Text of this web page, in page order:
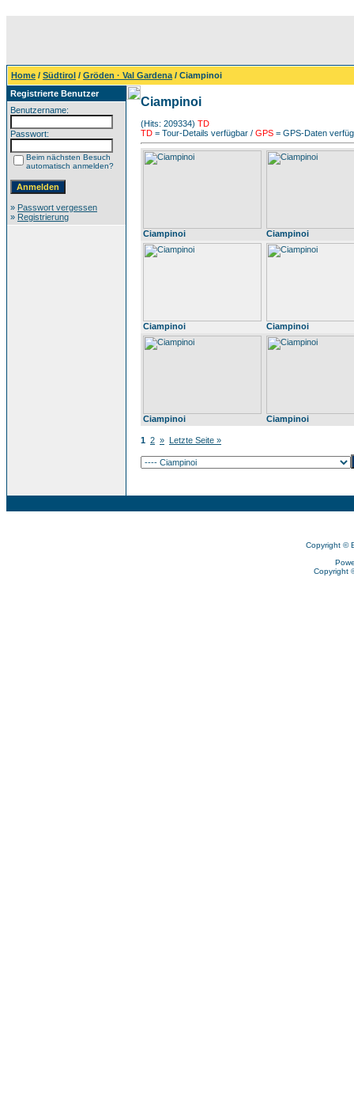
Home / Südtirol / Gröden · Val Gardena / Ciampinoi
Registrierte Benutzer
Benutzername:
Passwort:
Beim nächsten Besuch
automatisch anmelden?
» Passwort vergessen
» Registrierung
Ciampinoi
(Hits: 209334) TD
TD = Tour-Details verfügbar / GPS = GPS-Daten
Ciampinoi Ciampinoi
Ciampinoi Ciampinoi
Ciampinoi Ciampinoi
1 2 » Letzte Seite »
Copyright ©
Copyright